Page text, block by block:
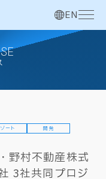
EN
ート 開発
野村不動産株式
3社共同プロジ